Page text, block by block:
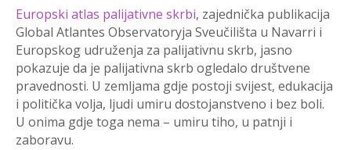
Europski atlas palijativne skrbi, zajednička publikacija
Global Atlantes Observatoryja Sveučilišta u Navarri i
Europskog udruženja za palijativnu skrb, jasno
pokazuje da je palijativna skrb ogledalo društvene
pravednosti. U zemljama gdje postoji svijest, edukacija
i politička volja, ljudi umiru dostojanstveno i bez boli.
U onima gdje toga nema – umiru tiho, u patnji i
zaboravu.